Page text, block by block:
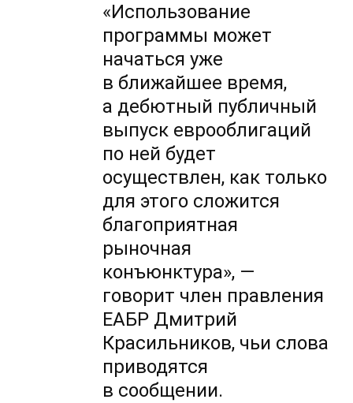
«Использование
программы может
начаться уже
в ближайшее время,
а дебютный публичный
выпуск еврооблигаций
по ней будет
осуществлен, как только
для этого сложится
благоприятная
рыночная
конъюнктура», —
говорит член правления
ЕАБР Дмитрий
Красильников, чьи слова
приводятся
в сообщении.